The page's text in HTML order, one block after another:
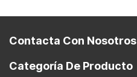
Contacta Con Nosotros
Categoría De Producto